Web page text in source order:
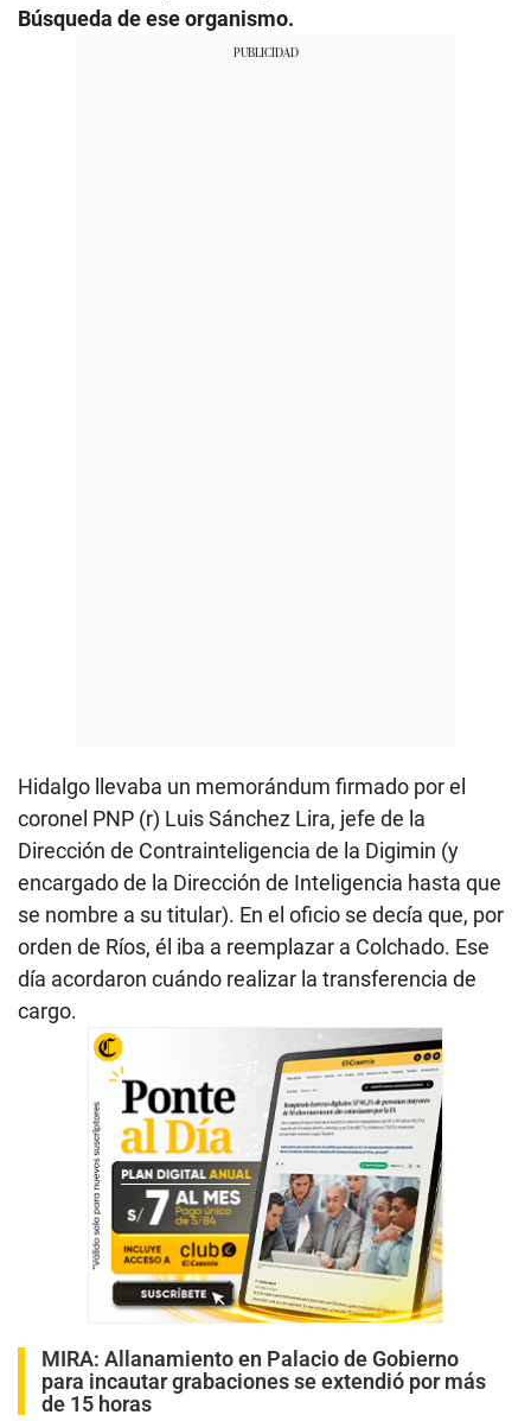
Búsqueda de ese organismo.
Hidalgo llevaba un memorándum firmado por el
coronel PNP (r) Luis Sánchez Lira, jefe de la
Dirección de Contrainteligencia de la Digimin (y
encargado de la Dirección de Inteligencia hasta que
se nombre a su titular). En el oficio se decía que, por
orden de Ríos, él iba a reemplazar a Colchado. Ese
día acordaron cuándo realizar la transferencia de
cargo.
MIRA: Allanamiento en Palacio de Gobierno
para incautar grabaciones se extendió por más
de 15 horas